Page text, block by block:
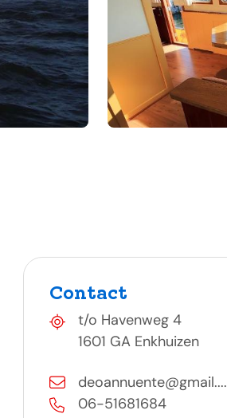
Contact
t/o Havenweg 4
1601 GA Enkhuizen
deoannuente@gmail....
06-51681684